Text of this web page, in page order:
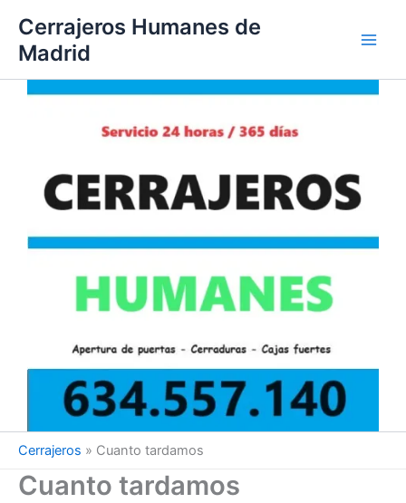
contenido
Cerrajeros Humanes de
Madrid
Cerrajeros » Cuanto tardamos
Cuanto tardamos